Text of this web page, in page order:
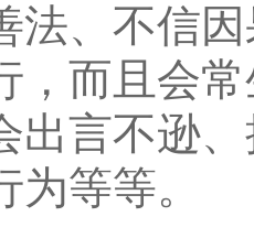
法、不信
，而且会
出言不逊
等等。